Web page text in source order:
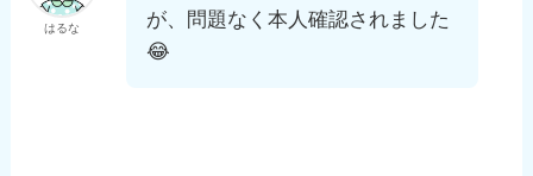
はるな
が、問題なく本人確認されました
😂